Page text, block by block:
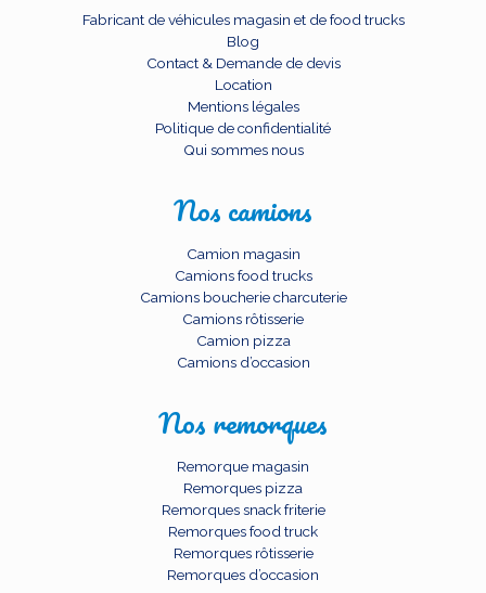
Fabricant de véhicules magasin et de food trucks
Blog
Contact & Demande de devis
Location
Mentions légales
Politique de confidentialité
Qui sommes nous
Nos camions
Camion magasin
Camions food trucks
Camions boucherie charcuterie
Camions rôtisserie
Camion pizza
Camions d’occasion
Nos remorques
Remorque magasin
Remorques pizza
Remorques snack friterie
Remorques food truck
Remorques rôtisserie
Remorques d’occasion